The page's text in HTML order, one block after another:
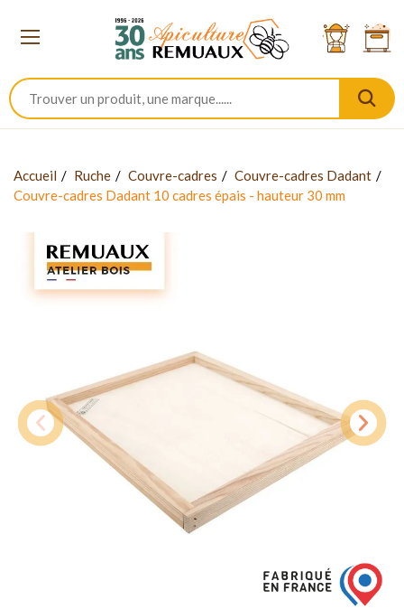
Accueil Ruche Couvre-cadres
Couvre-cadres Dadant
Couvre-cadres Dadant 10 cadres épais - hauteur 30 mm